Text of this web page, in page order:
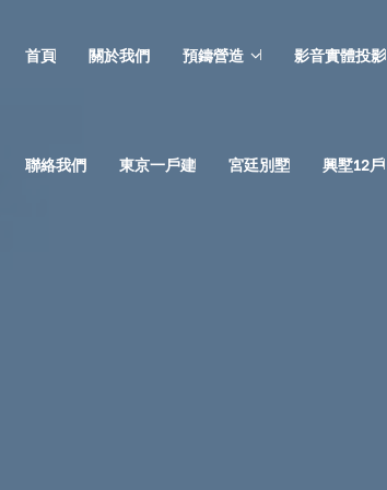
首頁 關於我們 預鑄營造 影音實體投影
聯絡我們 東京一戶建 宮廷別墅 興墅12戶